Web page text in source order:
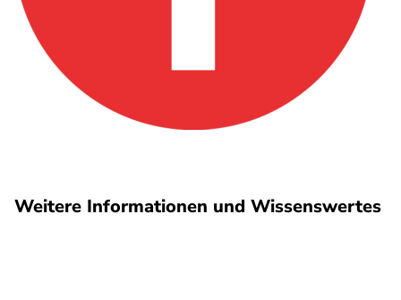
Weitere Informationen und Wissenswertes